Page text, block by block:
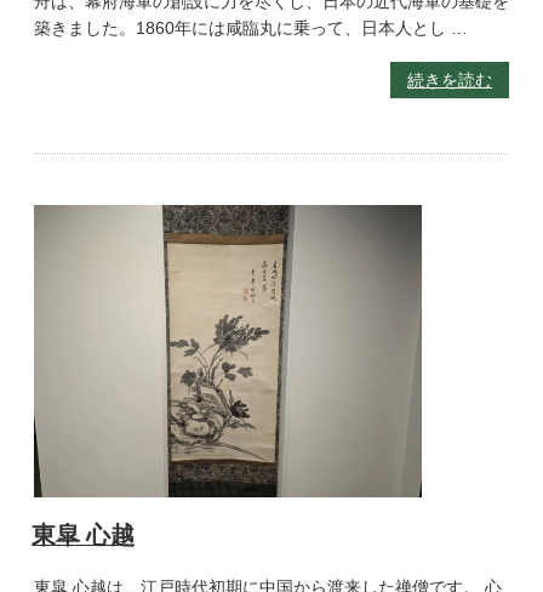
築きました。1860年には咸臨丸に乗って、日本人とし …
続きを読む
東皐 心越
東皐 心越は、江戸時代初期に中国から渡来した禅僧です。 心